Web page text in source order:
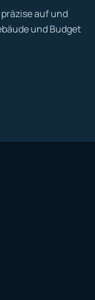
auf und
und Budget